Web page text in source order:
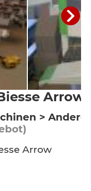
Arrow
> Andere
Arrow